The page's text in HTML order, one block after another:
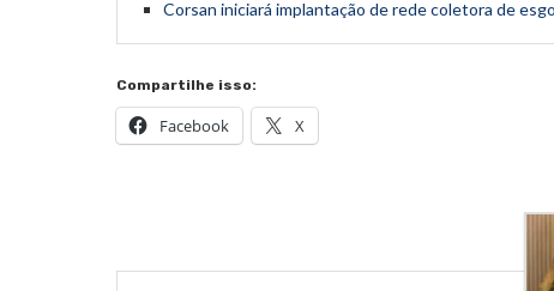
Corsan iniciará implantação de rede coletora de
Compartilhe isso:
Facebook X